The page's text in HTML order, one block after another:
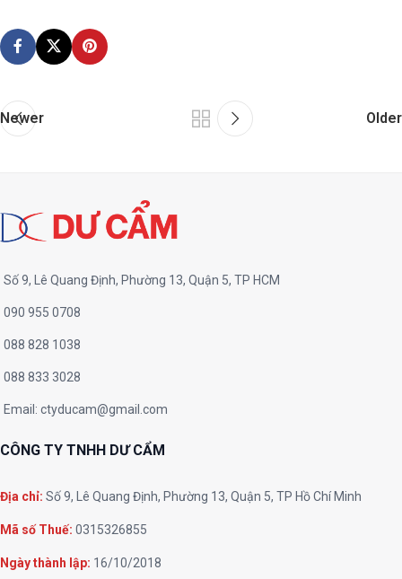
Newer Older
Số 9, Lê Quang Định, Phường 13, Quận 5, TP HCM
090 955 0708
088 828 1038
088 833 3028
Email: ctyducam@gmail.com
CÔNG TY TNHH DƯ CẨM
Địa chỉ: Số 9, Lê Quang Định, Phường 13, Quận 5, TP Hồ Chí Minh
Mã số Thuế: 0315326855
Ngày thành lập: 16/10/2018